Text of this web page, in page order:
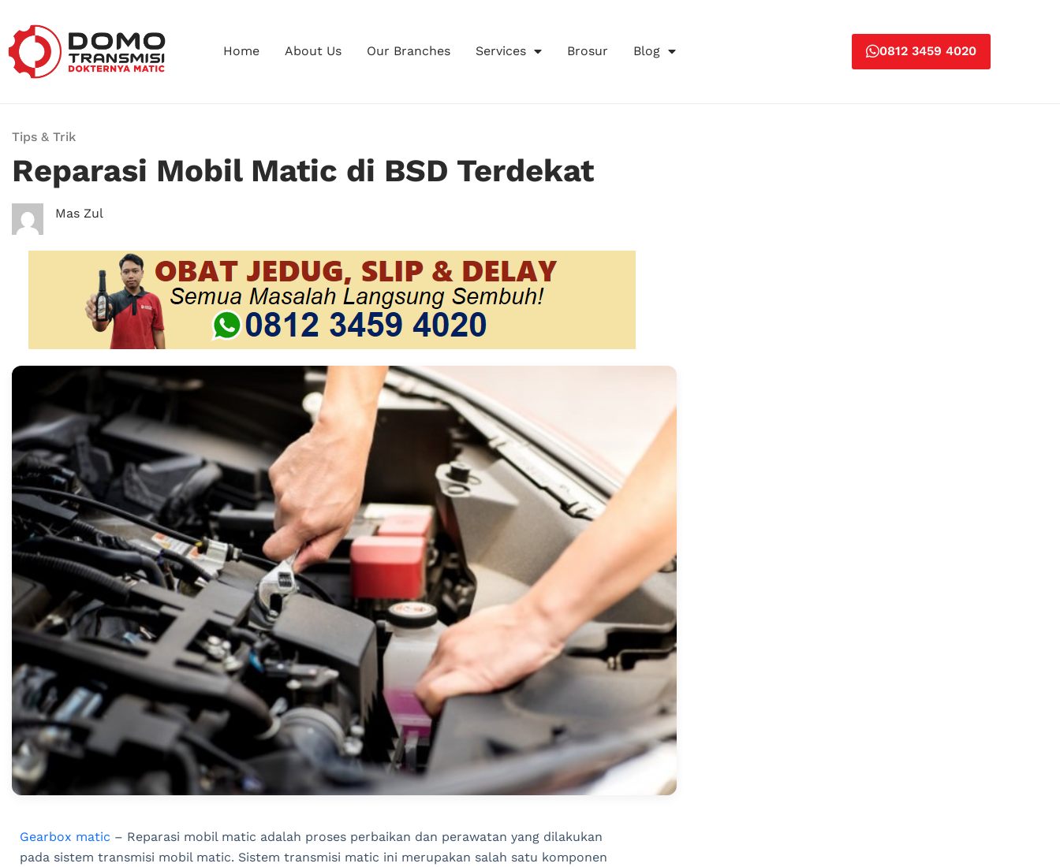
Home About Us Our Branches Services Brosur Blog 0812 3459 4020
Tips & Trik
Reparasi Mobil Matic di BSD Terdekat
Mas Zul
Gearbox matic – Reparasi mobil matic adalah proses perbaikan dan perawatan yang dilakukan
pada sistem transmisi mobil matic. Sistem transmisi matic ini merupakan salah satu komponen